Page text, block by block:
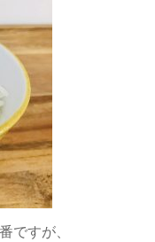
ですが、